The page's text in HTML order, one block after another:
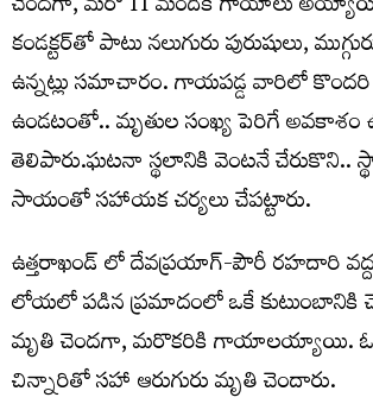
కండక్టర్‌తో పాటు నలుగురు పురుషులు,
ఉన్నట్లు సమాచారం. గాయపడ్డ వారిలో
ఉండటంతో.. మృతుల సంఖ్య పెరిగే అవకాశం
తెలిపారు.ఘటనా స్థలానికి వెంటనే చేరుకొని..
సాయంతో సహాయక చర్యలు చేపట్టారు.
ఉత్తరాఖండ్ లో దేవప్రయాగ్-పౌరీ రహదారి
లోయలో పడిన ప్రమాదంలో ఒకే కుటుంబానికి
మృతి చెందగా, మరొకరికి గాయాలయ్యాయి. ఓ
చిన్నారితో సహా ఆరుగురు మృతి చెందారు.